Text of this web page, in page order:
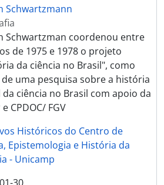
Schwartzmann
Schwartzman coordenou entre
de 1975 e 1978 o projeto
da ciência no Brasil", como
uma pesquisa sobre a história
da ciência no Brasil com apoio da
e CPDOC/ FGV
Históricos do Centro de
Epistemologia e História da
- Unicamp